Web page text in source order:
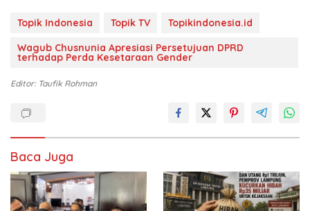
Topik Indonesia Topik TV
Topikindonesia.id
Wagub Chusnunia Apresiasi Persetujuan DPRD
terhadap Perda Kesetaraan Gender
Editor: Taufik Rohman
Baca Juga